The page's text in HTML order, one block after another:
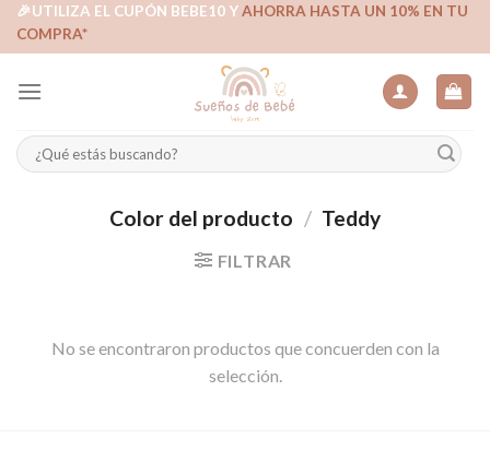
Skip🎉UTILIZA EL CUPÓN BEBE10 YAHORRA HASTA UN 10% EN TU
COMPRA*
Buscar
por:
Color del producto / Teddy
FILTRAR
No se encontraron productos que concuerden con la
selección.